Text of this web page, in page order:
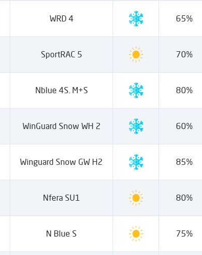
WRD 4 65%
SportRAC 5 70%
Nblue 4S. M+S 80%
WinGuard Snow WH 2 60%
Winguard Snow GW H2 85%
Nfera SU1 80%
N Blue S 75%